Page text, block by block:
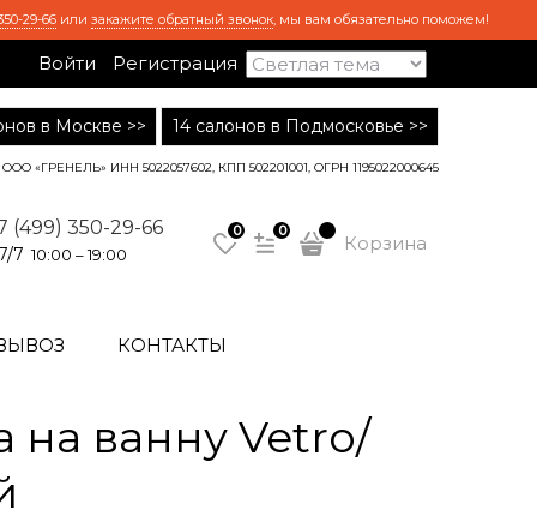
29-66 или закажите обратный звонок, мы вам обязательно поможем!
Войти Регистрация
в Москве >> 14 салонов в Подмосковье >>
ООО «ГРЕНЕЛЬ» ИНН 5022057602, КПП 502201001, ОГРН 1195022000645
(499) 350-29-66
7 10:00 – 19:00
0 0
Корзина
КОНТАКТЫ
на ванну Vetro/